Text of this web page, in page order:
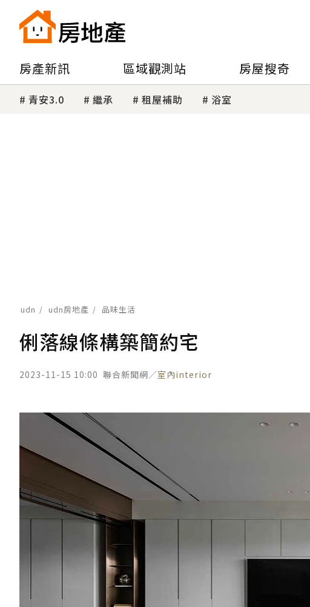
房產新訊 區域觀測站 房屋搜奇
青安3.0 繼承 租屋補助 浴室
udn udn房地產 品味生活
俐落線條構築簡約宅
2023-11-15 10:00 聯合新聞網／室內interior